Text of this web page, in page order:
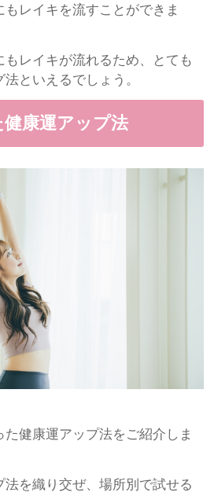
レイキを流すことができま
もレイキが流れるため、とても
といえるでしょう。
健康運アップ法
健康運アップ法をご紹介しま
法を織り交ぜ、場所別で試せる